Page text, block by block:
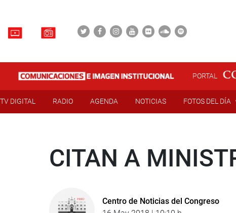
PORTAL
TV DIGITAL RADIO AGENDA NOTICIAS FOTOS DEL DÍA
CITAN A
Centro de Noticias del Congreso